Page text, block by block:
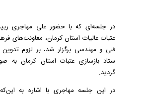
در جلسه‌ای که با حضور علی مهاجری
عتبات عالیات استان کرمان، معاونت‌های
فنی و مهندسی برگزار شد، بر لزوم تدوین
ستاد بازسازی عتبات استان کرمان به
گردید.
در این جلسه مهاجری با اشاره به